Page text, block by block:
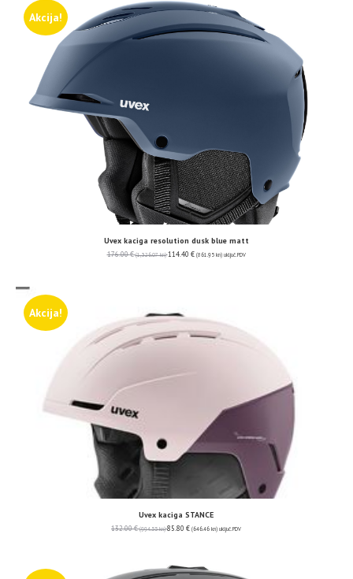
Akcija!
Uvex kaciga resolution dusk blue matt
176.00€ (1,326.07 kn) 114.40 € (861.95 kn) uključ. PDV
Akcija!
Uvex kaciga STANCE
132.00€ (994.55 kn) 85.80 € (646.46 kn) uključ. PDV